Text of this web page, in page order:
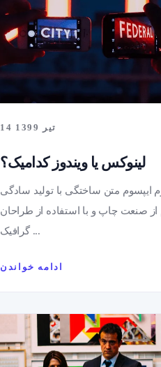
14 تیر 1399
لینوکس یا ویندوز کدامیک؟
ایپسوم متن ساختگی با تولید سادگی
از صنعت چاپ و با استفاده از طراحان
گرافیک ...
ادامه خواندن